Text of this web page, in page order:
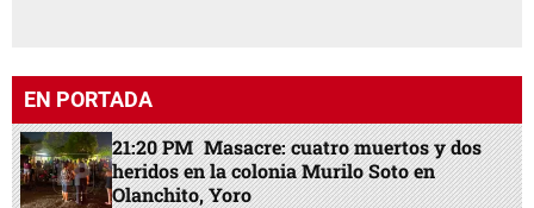
EN PORTADA
21:20 PM Masacre: cuatro muertos y dos
heridos en la colonia Murilo Soto en
Olanchito, Yoro